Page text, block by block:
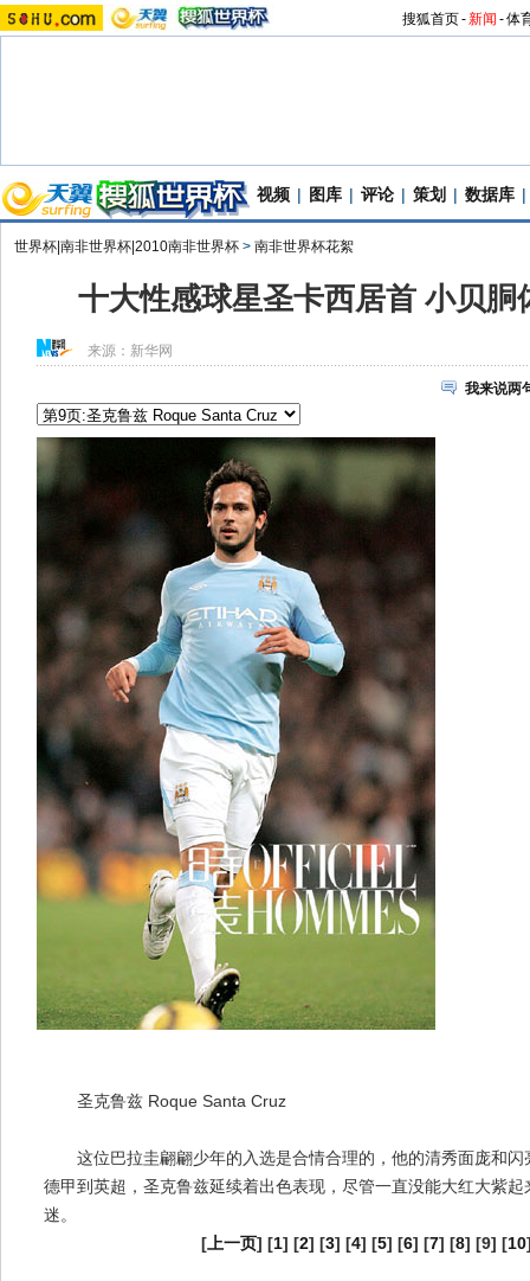
搜狐首页-新闻 -体
视频 | 图库 | 评论 | 策划 | 数据库 |
世界杯|南非世界杯|2010南非世界杯 > 南非世界杯花絮
十大性感球星圣卡西居首 小贝胴
来源： 新华网
我来说两
圣克鲁兹 Roque Santa Cruz
这位巴拉圭翩翩少年的入选是合情合理的，他的清秀面庞和闪
德甲到英超，圣克鲁兹延续着出色表现，尽管一直没能大红大紫
迷。
[ 上一页] [1] [2] [3] [4] [5] [6] [7] [8] [9] [10